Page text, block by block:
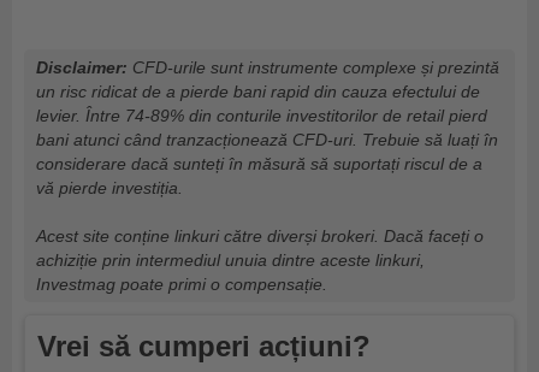
Disclaimer: CFD-urile sunt instrumente complexe și prezintă
un risc ridicat de a pierde bani rapid din cauza efectului de
levier. Între 74-89% din conturile investitorilor de retail pierd
bani atunci când tranzacționează CFD-uri. Trebuie să luați în
considerare dacă sunteți în măsură să suportați riscul de a
vă pierde investiția.
Acest site conține linkuri către diverși brokeri. Dacă faceți o
achiziție prin intermediul unuia dintre aceste linkuri,
Investmag poate primi o compensație.
Vrei să cumperi acțiuni?